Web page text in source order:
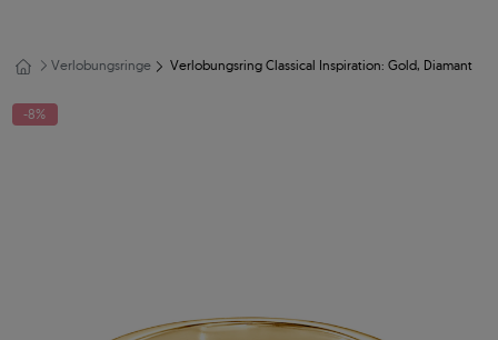
Verlobungsringe Verlobungsring Classical Inspiration: Gold, Diamant
-8%